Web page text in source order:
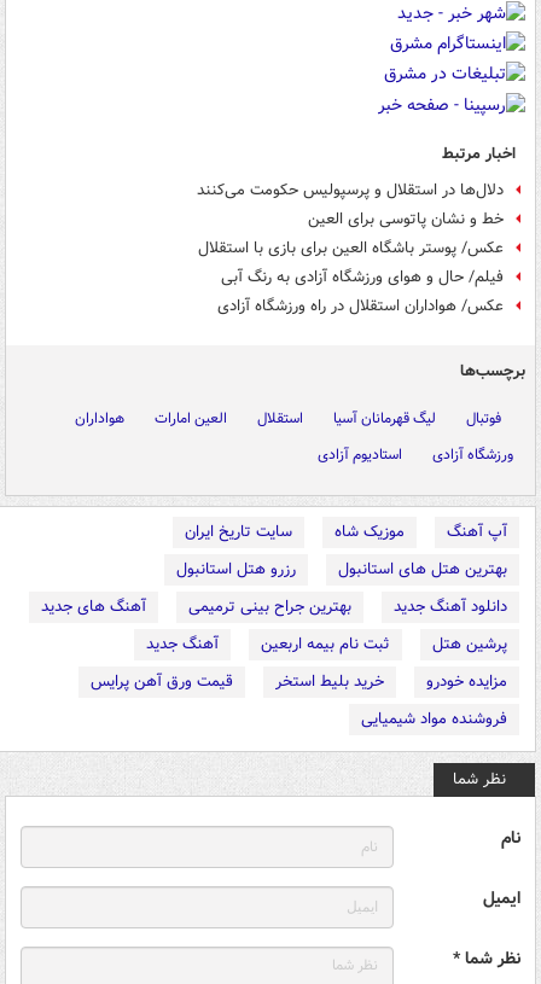
اخبار مرتبط
دلال‌ها در استقلال و پرسپولیس حکومت می‌کنند
خط و نشان پاتوسی برای العین
عکس/ پوستر باشگاه العین برای بازی با استقلال
فیلم/ حال و هوای ورزشگاه آزادی به رنگ آبی
عکس/ هواداران استقلال در راه ورزشگاه آزادی
برچسب‌ها
فوتبال لیگ قهرمانان آسیا استقلال العین امارات
هواداران
ورزشگاه آزادی
استادیوم آزادی
آپ آهنگ موزیک شاه
سایت تاریخ ایران
بهترین هتل های استانبول
رزرو هتل استانبول
دانلود آهنگ جدید
بهترین جراح بینی ترمیمی
آهنگ های جدید
پرشین هتل
ثبت نام بیمه اربعین
آهنگ جدید
مزایده خودرو
خرید بلیط استخر
قیمت ورق آهن پرایس
فروشنده مواد شیمیایی
نظر شما
نام
ایمیل
نظر شما *